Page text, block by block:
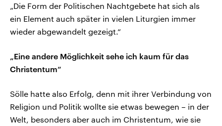
„Die Form der Politischen Nachtgebete hat sich als
ein Element auch später in vielen Liturgien immer
wieder abgewandelt gezeigt.“
„Eine andere Möglichkeit sehe ich kaum für das
Christentum“
Sölle hatte also Erfolg, denn mit ihrer Verbindung von
Religion und Politik wollte sie etwas bewegen – in der
Welt, besonders aber auch im Christentum, wie sie